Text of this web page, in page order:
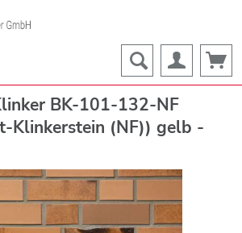
BK-101-132-NF
Klinkerstein (NF)) gelb -